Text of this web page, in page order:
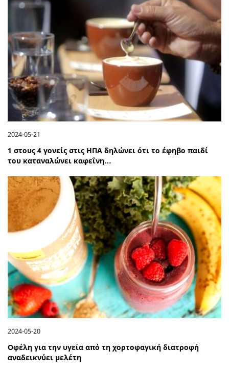
2024-05-21
1 στους 4 γονείς στις ΗΠΑ δηλώνει ότι το έφηβο παιδί
του καταναλώνει καφεΐνη…
2024-05-20
Οφέλη για την υγεία από τη χορτοφαγική διατροφή
αναδεικνύει μελέτη